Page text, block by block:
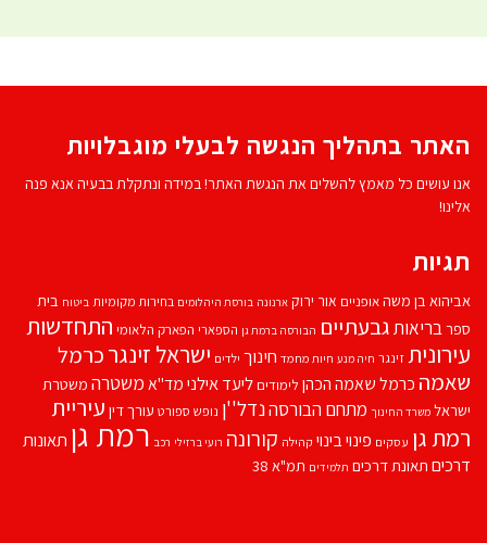
האתר בתהליך הנגשה לבעלי מוגבלויות
אנו עושים כל מאמץ להשלים את הנגשת האתר! במידה ונתקלת בבעיה אנא פנה
אלינו!
תגיות
אביהוא בן משהאופניים אור ירוק ארנונה בורסת היהלומים בחירות מקומיות ביטוח בית
ספרבריאותגבעתיים הבורסה ברמת גן הספארי הפארק הלאומי התחדשות
עירוניתזינגר חיה מנע חיות מחמד חינוך ילדים ישראל זינגרכרמל
שאמה כרמל שאמה הכהן לימודים ליעד אילנימד''אמשטרה משטרת
ישראל משרד החינוך מתחם הבורסהנדל''ן נופש ספורט עורך דין עיריית
רמת גן עסקים פינוי בינוי קהילה קורונה רועי ברזילי רכב רמת גן תאונות
דרכים תאונת דרכים תלמידים תמ"א 38